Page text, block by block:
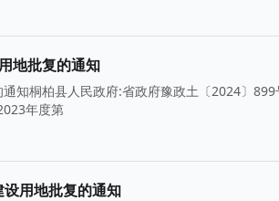
地批复的通知
知桐柏县人民政府:省政府豫政土〔2024〕899
年度第
用地批复的通知